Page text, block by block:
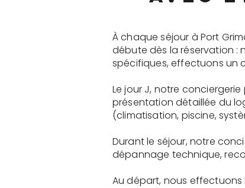
À chaque séjour à Port
débute dès la réservation :
spécifiques, effectuons un
Le jour J, notre
présentation détaillée du
(climatisation, piscine,
Durant le séjour, notre
dépannage technique,
Au départ, nous effectuons